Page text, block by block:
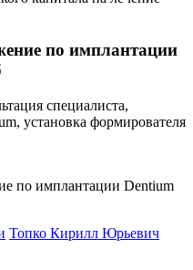
по имплантации
специалиста,
установка формирователя
Топко Кирилл Юрьевич